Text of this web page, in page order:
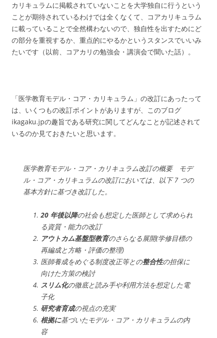
カリキュラムに掲載されていないことを大学独自に行うという
ことが期待されているわけでは全くなくて、コアカリキュラム
に載っていることで全然構わないので、独自性を出すためにど
の部分を重視するか、重点的にやるかというスタンスでいいみ
たいです（以前、コアカリの勉強会・講演会で聞いた話）。
「医学教育モデル・コア・カリキュラム」の改訂にあったって
は、いくつもの改訂ポイントがありますが、このブログ
ikagaku.jpの趣旨である研究に関してどんなことが記述されて
いるのか見ておきたいと思います。
医学教育モデル・コア・カリキュラム改訂の概要 モデ
ル・コア・カリキュラムの改訂においては、以下 7 つの
基本方針に基づき改訂した。
20 年後以降の社会も想定した医師として求められ
る資質・能力の改訂
アウトカム基盤型教育のさらなる展開(学修目標の
再編成と方略・評価の整理)
医師養成をめぐる制度改正等との整合性の担保に
向けた方策の検討
スリム化の徹底と読み手や利用方法を想定した電
子化
研究者育成の視点の充実
根拠に基づいたモデル・コア・カリキュラムの内
容